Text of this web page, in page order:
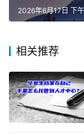
2026年6月17日 下
相关推荐